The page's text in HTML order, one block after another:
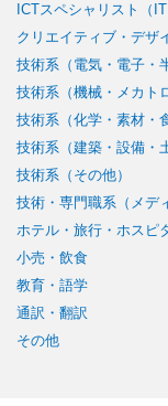
ICTスペシャリスト（
クリエイティブ・デザ
技術系（電気・電子・
技術系（機械・メカト
技術系（化学・素材・
技術系（建築・設備・
技術系（その他）
技術・専門職系（メデ
ホテル・旅行・ホスピ
小売・飲食
教育・語学
通訳・翻訳
その他